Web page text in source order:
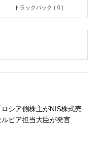
トラックバック ( 0 )
シア側株主がNIS株式売
ビア担当大臣が発言